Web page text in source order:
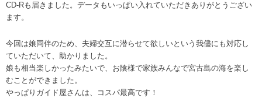
CD-Rも届きました。データもいっぱい入れていただきありがとうござい
ます。
今回は娘同伴のため、夫婦交互に潜らせて欲しいという我儘にも対応し
ていただいて、助かりました。
娘も相当楽しかったみたいで、お陰様で家族みんなで宮古島の海を楽し
むことができました。
やっぱりガイド屋さんは、コスパ最高です！